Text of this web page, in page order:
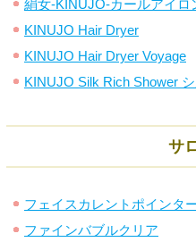
絹女-KINUJO-カールアイロ
KINUJO Hair Dryer
KINUJO Hair Dryer Voyage
KINUJO Silk Rich Shower
サ
フェイスカレントポインタ
ファインバブルクリア